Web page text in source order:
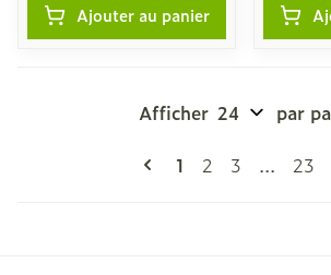
Ajouter au panier
Vous lisez
1 Page
2 Page
3 ... Page
23
Afficher par